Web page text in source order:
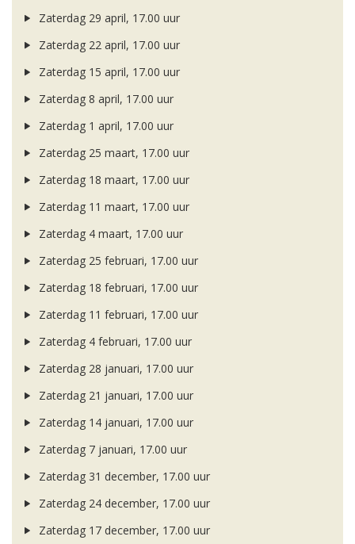
Zaterdag 29 april, 17.00 uur
Zaterdag 22 april, 17.00 uur
Zaterdag 15 april, 17.00 uur
Zaterdag 8 april, 17.00 uur
Zaterdag 1 april, 17.00 uur
Zaterdag 25 maart, 17.00 uur
Zaterdag 18 maart, 17.00 uur
Zaterdag 11 maart, 17.00 uur
Zaterdag 4 maart, 17.00 uur
Zaterdag 25 februari, 17.00 uur
Zaterdag 18 februari, 17.00 uur
Zaterdag 11 februari, 17.00 uur
Zaterdag 4 februari, 17.00 uur
Zaterdag 28 januari, 17.00 uur
Zaterdag 21 januari, 17.00 uur
Zaterdag 14 januari, 17.00 uur
Zaterdag 7 januari, 17.00 uur
Zaterdag 31 december, 17.00 uur
Zaterdag 24 december, 17.00 uur
Zaterdag 17 december, 17.00 uur